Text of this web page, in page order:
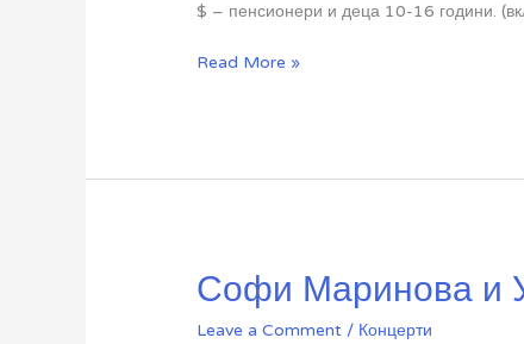
$ – пенсионери и деца 10-16 години.
Концерт
Read More »
Софи Маринова и
Leave a Comment / Концерти